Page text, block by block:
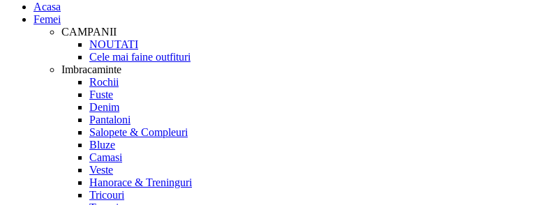
Acasa
Femei
CAMPANII
NOUTATI
Cele mai faine outfituri
Imbracaminte
Rochii
Fuste
Denim
Pantaloni
Salopete & Compleuri
Bluze
Camasi
Veste
Hanorace & Treninguri
Tricouri